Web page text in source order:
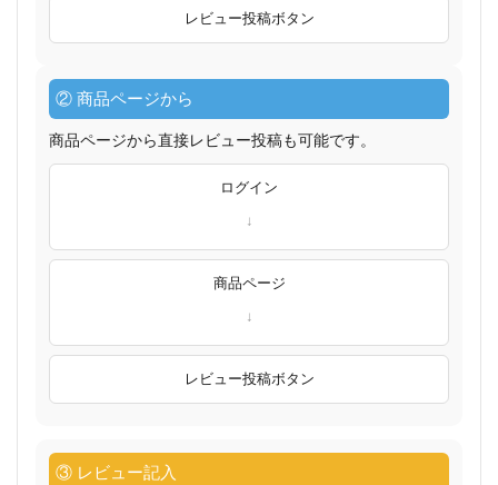
レビュー投稿ボタン
② 商品ページから
商品ページから直接レビュー投稿も可能です。
ログイン
商品ページ
レビュー投稿ボタン
③ レビュー記入